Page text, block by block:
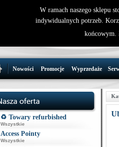
Nowości Promocje Wyprzedaże
♻️ Towary refurbished
Wszystkie
Access Pointy
Wszystkie
W ramach naszego sklepu
indywidualnych potrzeb.
końcowym.